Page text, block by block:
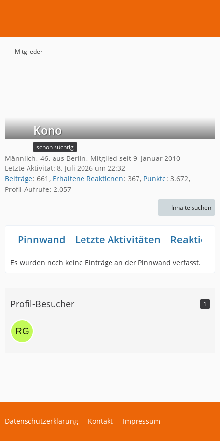
Mitglieder
Kono
schon süchtig
Männlich 46 aus Berlin Mitglied seit 9. Januar 2010
Letzte Aktivität: 8. Juli 2026 um 22:32
Beiträge 661 Erhaltene Reaktionen 367 Punkte 3.672
Profil-Aufrufe 2.057
Inhalte suchen
Pinnwand Letzte Aktivitäten
Es wurden noch keine Einträge an der Pinnwand verfasst.
Profil-Besucher 1
Datenschutzerklärung Kontakt Impressum